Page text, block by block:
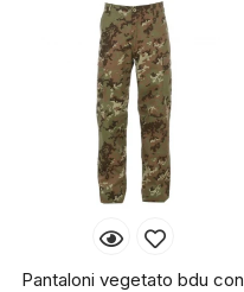
Pantaloni vegetato bdu con